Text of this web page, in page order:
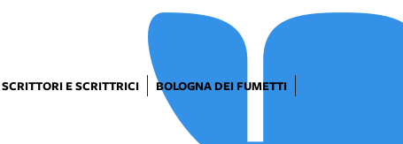
SCRITTORI E SCRITTRICI
BOLOGNA DEI FUMETTI